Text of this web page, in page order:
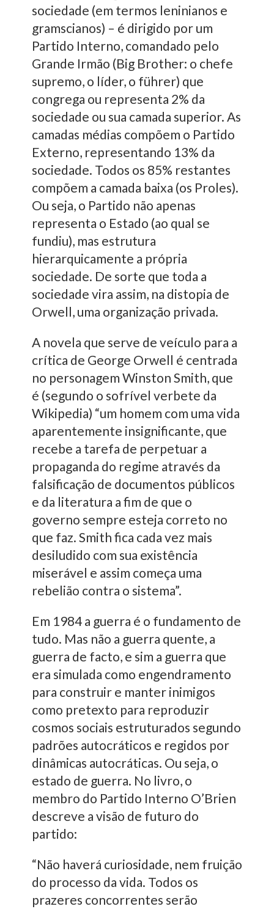
sociedade (em termos leninianos e
gramscianos) – é dirigido por um
Partido Interno, comandado pelo
Grande Irmão (Big Brother: o chefe
supremo, o líder, o führer) que
congrega ou representa 2% da
sociedade ou sua camada superior. As
camadas médias compõem o Partido
Externo, representando 13% da
sociedade. Todos os 85% restantes
compõem a camada baixa (os Proles).
Ou seja, o Partido não apenas
representa o Estado (ao qual se
fundiu), mas estrutura
hierarquicamente a própria
sociedade. De sorte que toda a
sociedade vira assim, na distopia de
Orwell, uma organização privada.
A novela que serve de veículo para a
crítica de George Orwell é centrada
no personagem Winston Smith, que
é (segundo o sofrível verbete da
Wikipedia) “um homem com uma vida
aparentemente insignificante, que
recebe a tarefa de perpetuar a
propaganda do regime através da
falsificação de documentos públicos
e da literatura a fim de que o
governo sempre esteja correto no
que faz. Smith fica cada vez mais
desiludido com sua existência
miserável e assim começa uma
rebelião contra o sistema”.
Em 1984 a guerra é o fundamento de
tudo. Mas não a guerra quente, a
guerra de facto, e sim a guerra que
era simulada como engendramento
para construir e manter inimigos
como pretexto para reproduzir
cosmos sociais estruturados segundo
padrões autocráticos e regidos por
dinâmicas autocráticas. Ou seja, o
estado de guerra. No livro, o
membro do Partido Interno O’Brien
descreve a visão de futuro do
partido:
“Não haverá curiosidade, nem fruição
do processo da vida. Todos os
prazeres concorrentes serão